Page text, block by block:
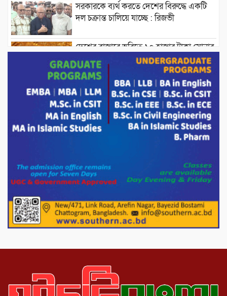
সরকারকে ব্যর্থ করতে দেশের বিরুদ্ধে একটি
দল চক্রান্ত চালিয়ে যাচ্ছে : রিজভী
দেশের বাজারে ভরিতে ১০ হাজার টাকা সোনার
দাম বাড়ানোর ঘোষণা।
ভারপ্রাপ্ত রাষ্ট্রপতি হাফিজ উদ্দিন আহমদের
সাথে এইচটি বাংলা অনলাইন পোর্টাল ও আইপি
টিভির সম্পাদক মোঃ ইসমাইল হোসেনের
সৌজন্য সাক্ষাৎ।
পাটগ্রামে জুলাই অভ্যুত্থান দিবস উপলক্ষে
পোরশায় গণঅভ্যুত্থান দিবসে শহিদ ও জুলাই
১১ দলীয় ঐক্য পোরশা উপজেলা শাখার